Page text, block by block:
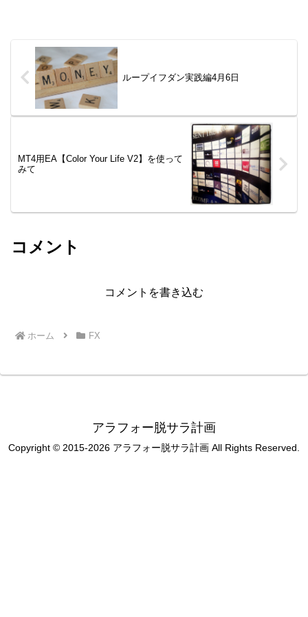
ループイフダン実践編4月6日
MT4用EA【Color Your Life V2】を使って
みて
コメント
コメントを書き込む
ホーム FX
アラフォー脱サラ計画
Copyright © 2015-2026 アラフォー脱サラ計画 All Rights Reserved.